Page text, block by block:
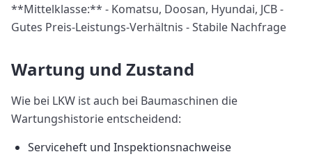
**Mittelklasse:** - Komatsu, Doosan, Hyundai, JCB -
Gutes Preis-Leistungs-Verhältnis - Stabile Nachfrage
Wartung und Zustand
Wie bei LKW ist auch bei Baumaschinen die
Wartungshistorie entscheidend:
Serviceheft und Inspektionsnachweise